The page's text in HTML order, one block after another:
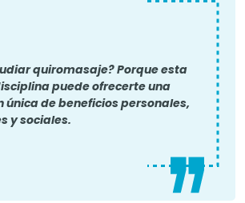
quiromasaje? Porque esta
puede ofrecerte una
única de beneficios personales,
y sociales.